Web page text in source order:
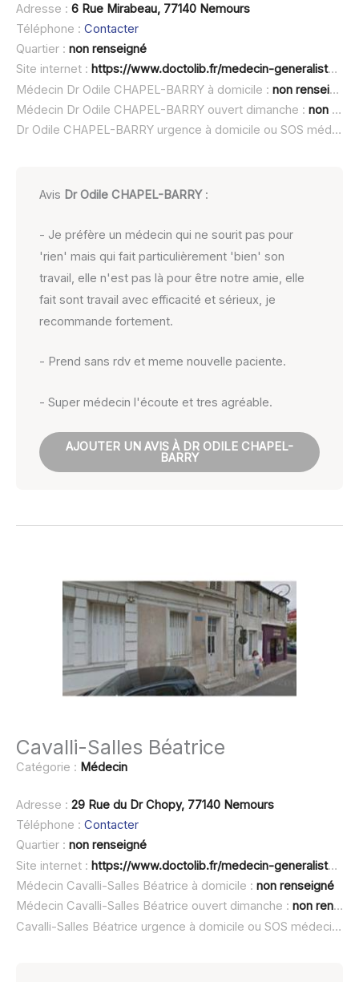
Adresse : 6 Rue Mirabeau, 77140 Nemours
Téléphone : Contacter
Quartier : non renseigné
Site internet : https://www.doctolib.fr/medecin-generaliste/nemours/odile-chapel-barry
Médecin Dr Odile CHAPEL-BARRY à domicile : non renseigné
Médecin Dr Odile CHAPEL-BARRY ouvert dimanche : non renseigné
Dr Odile CHAPEL-BARRY urgence à domicile ou SOS médecin :
Avis Dr Odile CHAPEL-BARRY:
- Je préfère un médecin qui ne sourit pas pour
'rien' mais qui fait particulièrement 'bien' son
travail, elle n'est pas là pour être notre amie, elle
fait sont travail avec efficacité et sérieux, je
recommande fortement.
- Prend sans rdv et meme nouvelle paciente.
- Super médecin l'écoute et tres agréable.
AJOUTER UN AVIS À DR ODILE CHAPEL-
BARRY
Cavalli-Salles Béatrice
Catégorie : Médecin
Adresse : 29 Rue du Dr Chopy, 77140 Nemours
Téléphone : Contacter
Quartier : non renseigné
Site internet : https://www.doctolib.fr/medecin-generaliste/nemours/beatrice-cavalli-salles
Médecin Cavalli-Salles Béatrice à domicile : non renseigné
Médecin Cavalli-Salles Béatrice ouvert dimanche : non renseigné
Cavalli-Salles Béatrice urgence à domicile ou SOS médecin :